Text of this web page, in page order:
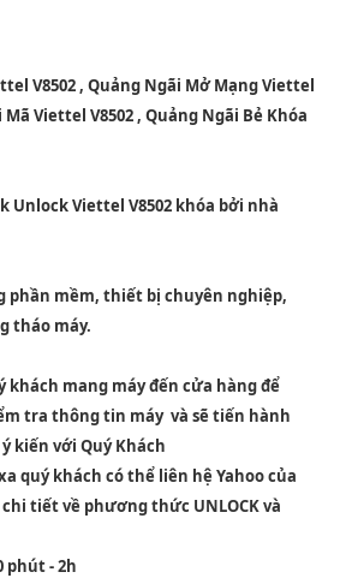
V8502, Quảng Ngãi Mở Mạng Viettel
Viettel V8502, Quảng Ngãi Bẻ Khóa
Unlock Viettel V8502 khóa bởi nhà
phần mềm, thiết bị chuyên nghiệp,
tháo máy.
khách mang máy đến cửa hàng để
tra thông tin máy và sẽ tiến hành
kiến với Quý Khách
quý khách có thể liên hệ Yahoo của
tiết về phương thức UNLOCK và
phút - 2h